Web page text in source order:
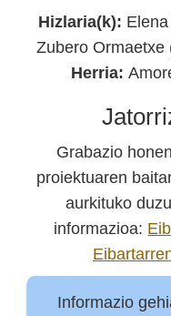
Hizlaria(k):
Zubero Ormaetxe
Herria:
Grabazio
proiektuaren
aurkituko
informazioa:
Informazio